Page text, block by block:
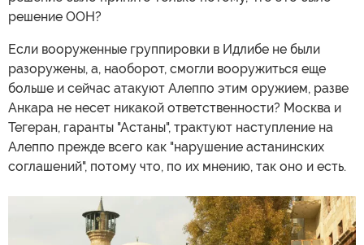
решение ООН?
Если вооруженные группировки в Идлибе не были
разоружены, а, наоборот, смогли вооружиться еще
больше и сейчас атакуют Алеппо этим оружием, разве
Анкара не несет никакой ответственности? Москва и
Тегеран, гаранты "Астаны", трактуют наступление на
Алеппо прежде всего как "нарушение астанинских
соглашений", потому что, по их мнению, так оно и есть.